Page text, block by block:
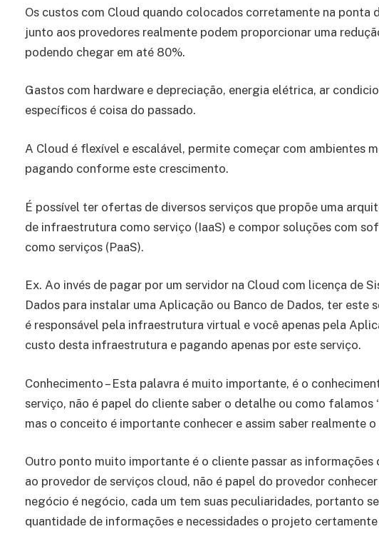
Os custos com Cloud quando colocados corretamente na ponta
junto aos provedores realmente podem proporcionar uma
podendo chegar em até 80%.
Gastos com hardware e depreciação, energia elétrica, ar
específicos é coisa do passado.
A Cloud é flexível e escalável, permite começar com ambientes
pagando conforme este crescimento.
É possível ter ofertas de diversos serviços que propõe uma
de infraestrutura como serviço (IaaS) e compor soluções com
como serviços (PaaS).
Ex. Ao invés de pagar por um servidor na Cloud com licença de
Dados para instalar uma Aplicação ou Banco de Dados, ter este
é responsável pela infraestrutura virtual e você apenas pela
custo desta infraestrutura e pagando apenas por este serviço.
Conhecimento – Esta palavra é muito importante, é o
serviço, não é papel do cliente saber o detalhe ou como
mas o conceito é importante conhecer e assim saber realmente
Outro ponto muito importante é o cliente passar as informações
ao provedor de serviços cloud, não é papel do provedor
negócio é negócio, cada um tem suas peculiaridades, portanto
quantidade de informações e necessidades o projeto